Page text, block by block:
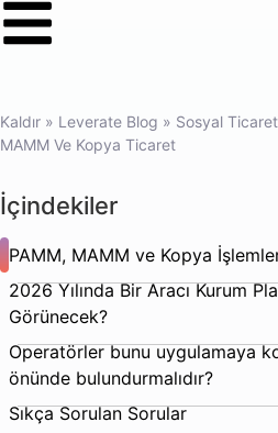
Kaldır » Leverate Blog » Sosyal
MAMM Ve Kopya Ticaret
İçindekiler
PAMM, MAMM ve Kopya
2026 Yılında Bir Aracı Kurum
Görünecek?
Operatörler bunu uygulamaya
önünde bulundurmalıdır?
Sıkça Sorulan Sorular